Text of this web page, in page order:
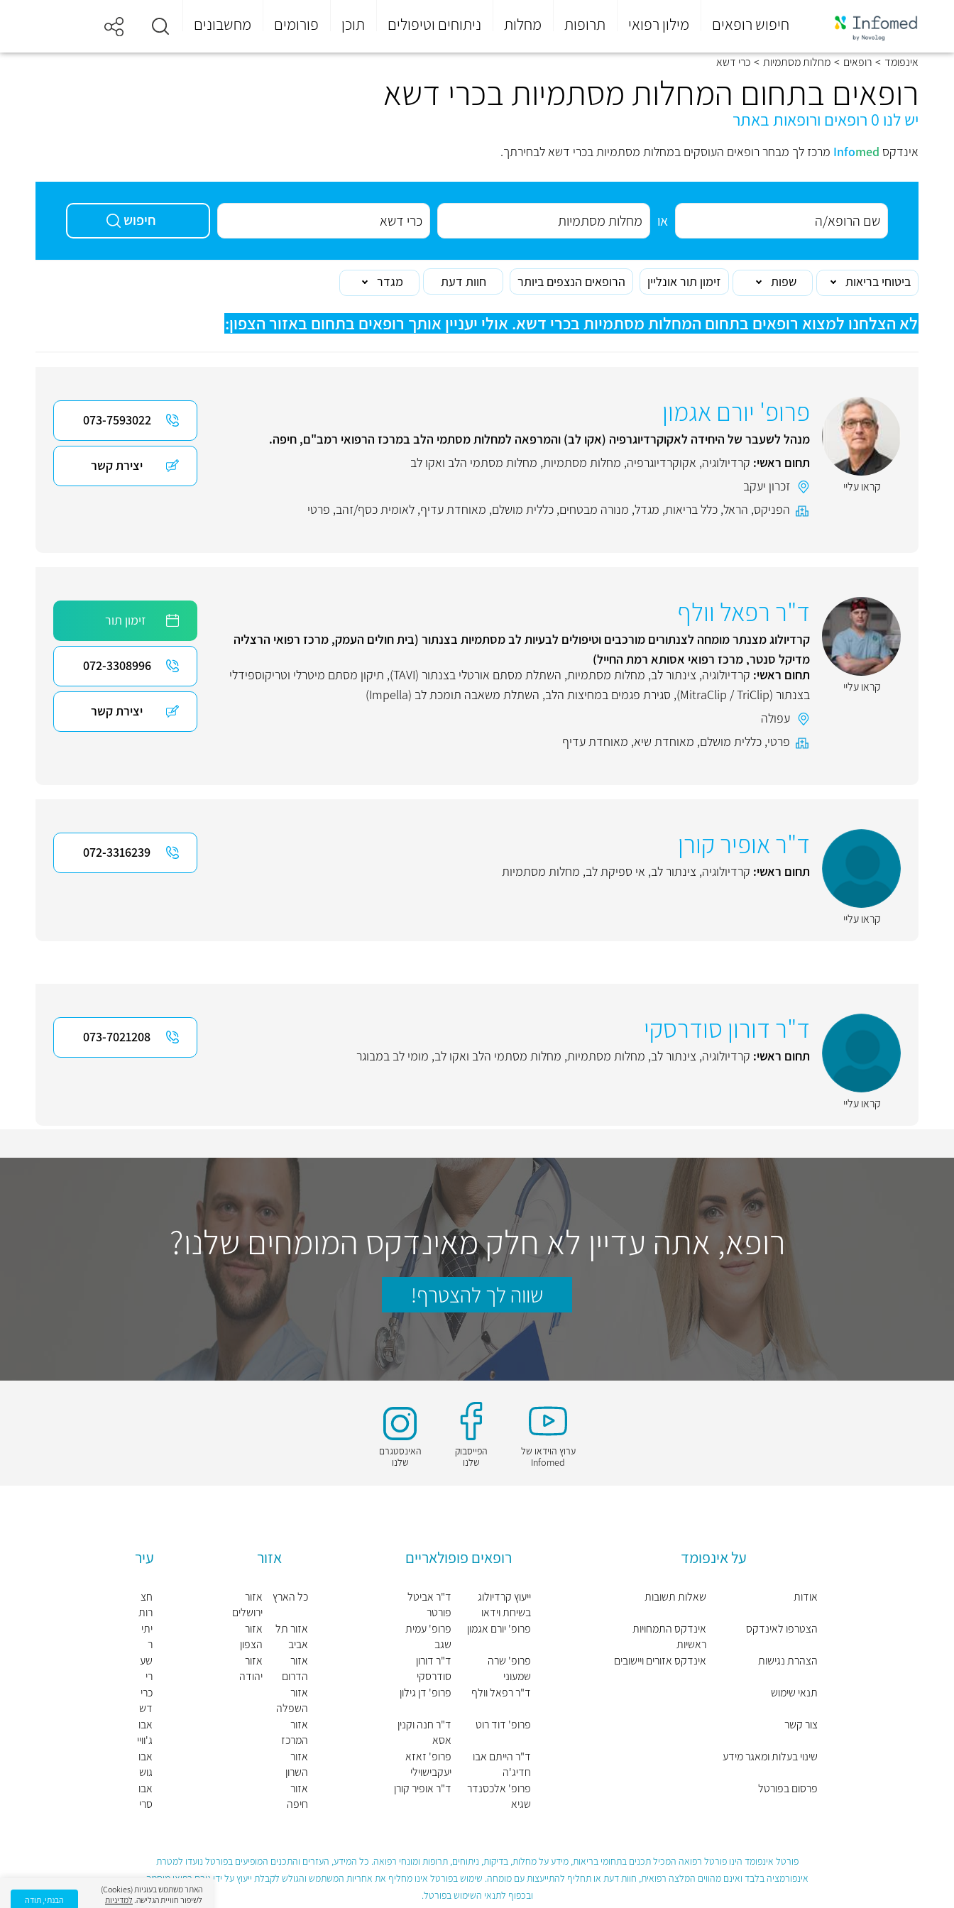
חיפוש רופאים מילון רפואי תרופות מחלות ניתוחים וטיפולים תוכן פורומים מחשבונים
סוף
התפריט
אינפומד > רופאים > מחלות מסתמיות > כרי דשא
רופאים בתחום המחלות מסתמיות בכרי דשא
יש לנו 0 רופאים ורופאות באתר
אינדקס Infomed מרכז לך מבחר רופאים העוסקים במחלות מסתמיות בכרי דשא לבחירתך.
או חיפוש
ביטוחי בריאות שפות זימון תור אונליין הרופאים הנצפים ביותר חוות דעת מגדר
לא הצלחנו למצוא רופאים בתחום המחלות מסתמיות בכרי דשא. אולי יעניין אותך רופאים בתחום באזור הצפון:
קראו עליי
פרופ' יורם אגמון
מנהל לשעבר של היחידה לאקוקרדיוגרפיה (אקו לב) והמרפאה למחלות מסתמי הלב במרכז הרפואי רמב"ם, חיפה.
תחום ראשי: קרדיולוגיה, אקוקרדיוגרפיה, מחלות מסתמיות, מחלות מסתמי הלב ואקו לב
זכרון יעקב
הפניקס, הראל, כלל בריאות, מגדל, מנורה מבטחים, כללית מושלם, מאוחדת עדיף, לאומית כסף/זהב, פרטי
073-7593022
יצירת קשר
קראו עליי
ד"ר רפאל וולף
קרדיולוג מצנתר מומחה לצנתורים מורכבים וטיפולים לבעיות לב מסתמיות בצנתור (בית חולים העמק, מרכז רפואי הרצליה
מדיקל סנטר, מרכז רפואי אסותא רמת החייל)
תחום ראשי: קרדיולוגיה, צינתור לב, מחלות מסתמיות, השתלת מסתם אורטלי בצנתור (TAVI) , תיקון מסתם מיטרלי וטריקוספידלי
בצנתור (MitraClip / TriClip)
, סגירת פגמים במחיצות הלב, השתלת משאבה תומכת לב (Impella)
עפולה
פרטי, כללית מושלם, מאוחדת שיא, מאוחדת עדיף
זימון תור
072-3308996
יצירת קשר
קראו עליי
ד"ר אופיר קורן
תחום ראשי: קרדיולוגיה, צינתור לב, אי ספיקת לב, מחלות מסתמיות
072-3316239
קראו עליי
ד"ר דורון סודרסקי
תחום ראשי: קרדיולוגיה, צינתור לב, מחלות מסתמיות, מחלות מסתמי הלב ואקו לב, מומי לב במבוגר
073-7021208
רופא, אתה עדיין לא חלק מאינדקס המומחים שלנו?
שווה לך להצטרף!
ערוץ הוידאו של
Infomed
הפייסבוק
שלנו
האינסטגרם
שלנו
על אינפומד
אודות
הצטרפו לאינדקס
הצהרת נגישות
תנאי שימוש
צור קשר
שינוי בעלות ומאגר מידע
פרסום בפורטל
שאלות תשובות
אינדקס התמחויות
ראשיות
אינדקס אזורים ויישובים
רופאים פופולאריים
ייעוץ קרדיולוג
בשיחת וידאו
פרופ' יורם אגמון
פרופ' שרה
שמעוני
ד"ר רפאל וולף
פרופ' דוד רוט
ד"ר הייתם אבו
חדיג'ה
פרופ' אלכסנדר
שגיא
ד"ר אביטל
פורטר
פרופ' עמית
שגב
ד"ר דורון
סודרסקי
פרופ' דן גילון
ד"ר חנה וקנין
אסא
פרופ' זאזא
יעקבישוילי
ד"ר אופיר קורן
אזור
כל הארץ
אזור תל
אביב
אזור
הדרום
אזור
השפלה
אזור
המרכז
אזור
השרון
אזור
חיפה
אזור
ירושלים
אזור
הצפון
אזור
יהודה
עיר
חצ
רות
חול
דה
יתי
ר
שע
רי
תקו
וה
כרי
דש
א
אבו
ג'וויי
עד
(ש
בט)
אבו
גוש
אבו
סרי
פורטל אינפומד הינו פורטל רפואה המכיל תכנים בתחומי בריאות, מידע על מחלות, בדיקות, ניתוחים, תרופות ומונחי רפואה. כל המידע, העזרים והתכנים המופיעים בפורטל נועדו למטרת
אינפורמציה בלבד ואינם מהווים המלצה רפואית, חוות דעת או תחליף להתייעצות עם מומחה. שימוש בפורטל אינו מחליף את אחריות המשתמש והגולש לקבלת ייעוץ על ידי גורם רפואי מוסמך
ובכפוף לתנאי השימוש בפורטל.
האתר משתמש בעוגיות (Cookies)
לשיפור חוויית הגלישה. למדיניות
הבנתי, תודה